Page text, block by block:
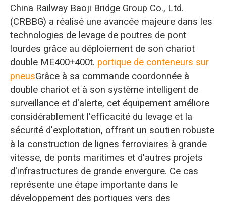
China Railway Baoji Bridge Group Co., Ltd.
(CRBBG) a réalisé une avancée majeure dans les
technologies de levage de poutres de pont
lourdes grâce au déploiement de son chariot
double ME400+400t. portique de conteneurs sur
pneusGrâce à sa commande coordonnée à
double chariot et à son système intelligent de
surveillance et d'alerte, cet équipement améliore
considérablement l'efficacité du levage et la
sécurité d'exploitation, offrant un soutien robuste
à la construction de lignes ferroviaires à grande
vitesse, de ponts maritimes et d'autres projets
d'infrastructures de grande envergure. Ce cas
représente une étape importante dans le
développement des portiques vers des